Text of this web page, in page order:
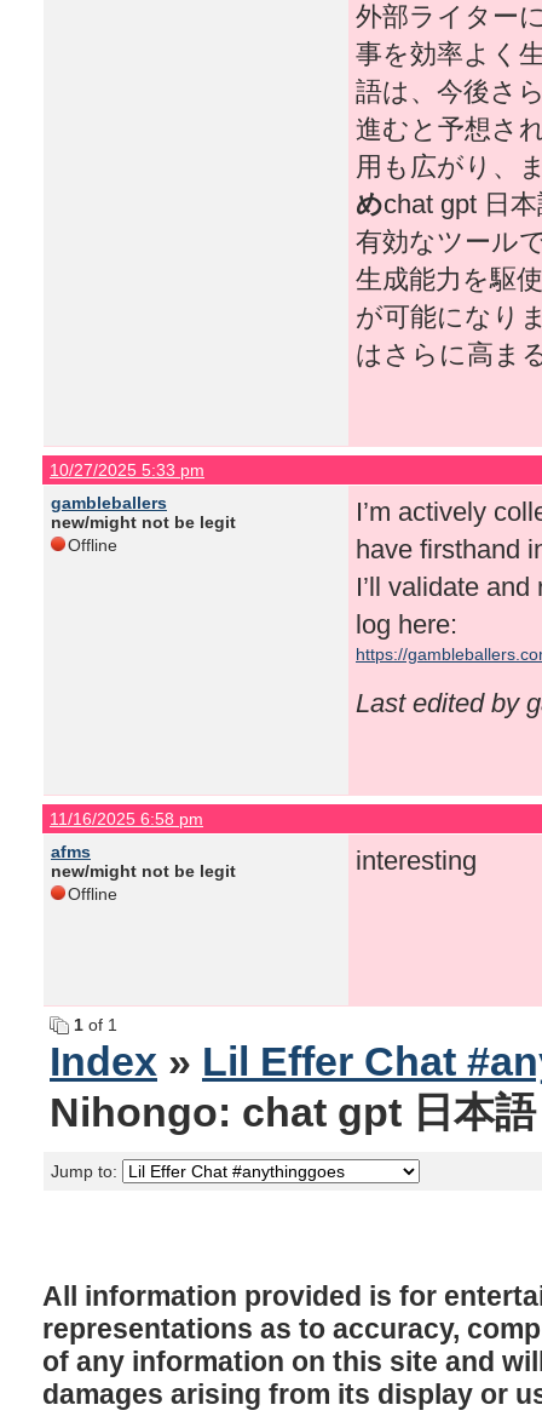
外部ライター
事を効率よく
語は、今後さ
進むと予想さ
用も広がり、
めchat gpt 日
有効なツール
生成能力を駆
が可能になり
はさらに高ま
10/27/2025 5:33 pm
gambleballers
new/might not be legit
Offline
I’m actively
have firsthand
I’ll validate
log here:
https://
Last edited by
11/16/2025 6:58 pm
afms
new/might not be legit
Offline
interesting
1 of 1
Index » Lil Effer Chat
Nihongo: chat gpt 日本
Jump to:
All information provided is for
representations as to accuracy,
of any information on this site and
damages arising from its display or